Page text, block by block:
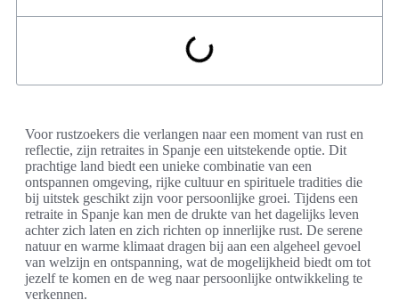
Voor rustzoekers die verlangen naar een moment van rust en
reflectie, zijn retraites in Spanje een uitstekende optie. Dit
prachtige land biedt een unieke combinatie van een
ontspannen omgeving, rijke cultuur en spirituele tradities die
bij uitstek geschikt zijn voor persoonlijke groei. Tijdens een
retraite in Spanje kan men de drukte van het dagelijks leven
achter zich laten en zich richten op innerlijke rust. De serene
natuur en warme klimaat dragen bij aan een algeheel gevoel
van welzijn en ontspanning, wat de mogelijkheid biedt om tot
jezelf te komen en de weg naar persoonlijke ontwikkeling te
verkennen.